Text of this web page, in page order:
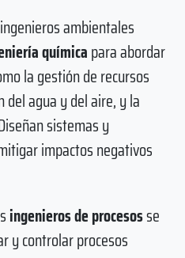
ambientales
químicapara abordar
la gestión de recursos
agua y del aire, y la
sistemas y
impactos negativos
ingenieros de procesosse
y controlar procesos